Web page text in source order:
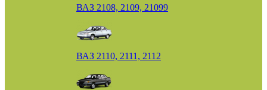
ВАЗ 2108, 2109, 21099
ВАЗ 2110, 2111, 2112